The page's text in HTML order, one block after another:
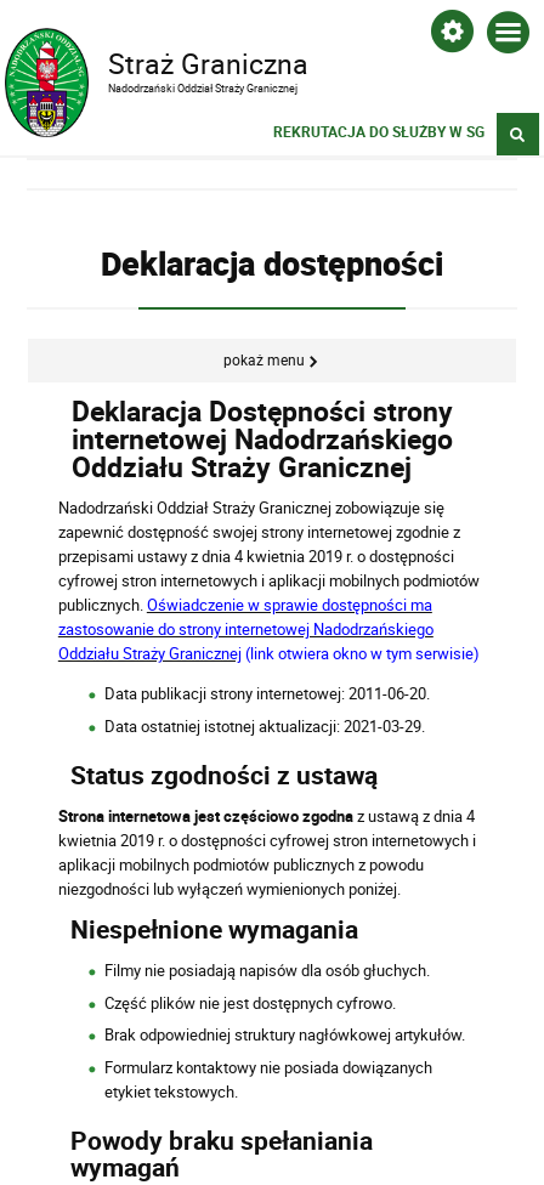
Straż Graniczna
Nadodrzański Oddział Straży Granicznej
REKRUTACJA DO SŁUŻBY W SG
Deklaracja dostępności
pokaż menu
Deklaracja Dostępności strony
internetowej Nadodrzańskiego
Oddziału Straży Granicznej
Nadodrzański Oddział Straży Granicznej zobowiązuje się
zapewnić dostępność swojej strony internetowej zgodnie z
przepisami ustawy z dnia 4 kwietnia 2019 r. o dostępności
cyfrowej stron internetowych i aplikacji mobilnych podmiotów
publicznych.Oświadczenie w sprawie dostępności ma
zastosowanie do strony internetowej Nadodrzańskiego
Oddziału Straży Granicznej(link otwiera okno w tym serwisie)
Data publikacji strony internetowej: 2011-06-20.
Data ostatniej istotnej aktualizacji: 2021-03-29.
Status zgodności z ustawą
Strona internetowa jest częściowo zgodnaz ustawą z dnia 4
kwietnia 2019 r. o dostępności cyfrowej stron internetowych i
aplikacji mobilnych podmiotów publicznych z powodu
niezgodności lub wyłączeń wymienionych poniżej.
Niespełnione wymagania
Filmy nie posiadają napisów dla osób głuchych.
Część plików nie jest dostępnych cyfrowo.
Brak odpowiedniej struktury nagłówkowej artykułów.
Formularz kontaktowy nie posiada dowiązanych
etykiet tekstowych.
Powody braku spełaniania
wymagań